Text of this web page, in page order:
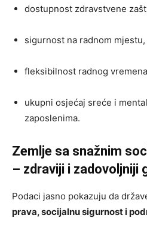
dostupnost zdravstvene
sigurnost na radnom mjestu,
fleksibilnost radnog
ukupni osjećaj sreće i
zaposlenima.
Zemlje sa snažnim
– zdraviji i zadovoljniji
Podaci jasno pokazuju da
prava, socijalnu sigurnost i